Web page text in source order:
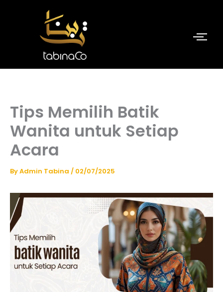
Tips Memilih Batik
Wanita untuk Setiap
Acara
ByAdmin Tabina / 02/07/2025